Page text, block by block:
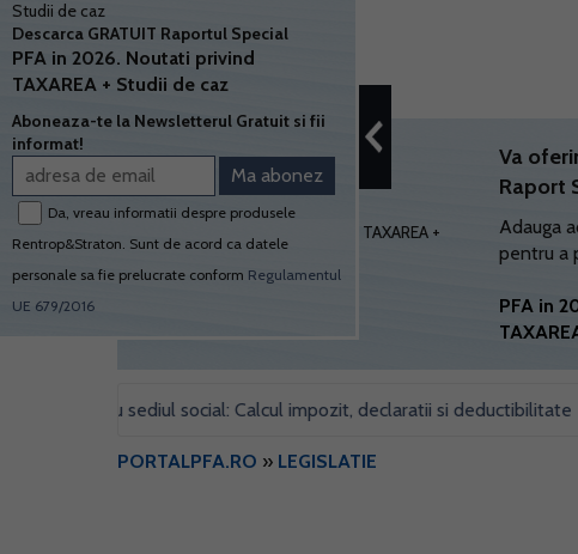
Va
Raport
Adauga
pentru a
PFA in
sediul social: Calcul impozit, declaratii si deductibilitate •
PORTALPFA.RO » LEGISLATIE
Descarca GRATUIT Raportul Special
PFA in 2026. Noutati privind
TAXAREA + Studii de caz
Aboneaza-te la Newsletterul Gratuit si fii
informat!
Da, vreau informatii despre produsele
Rentrop&Straton. Sunt de acord ca datele
personale sa fie prelucrate conform Regulamentul
UE 679/2016